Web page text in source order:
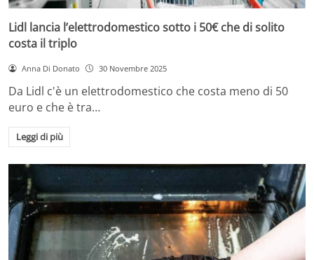
Lidl lancia l’elettrodomestico sotto i 50€ che di solito
costa il triplo
Anna Di Donato 30 Novembre 2025
Da Lidl c'è un elettrodomestico che costa meno di 50
euro e che è tra…
Leggi di più